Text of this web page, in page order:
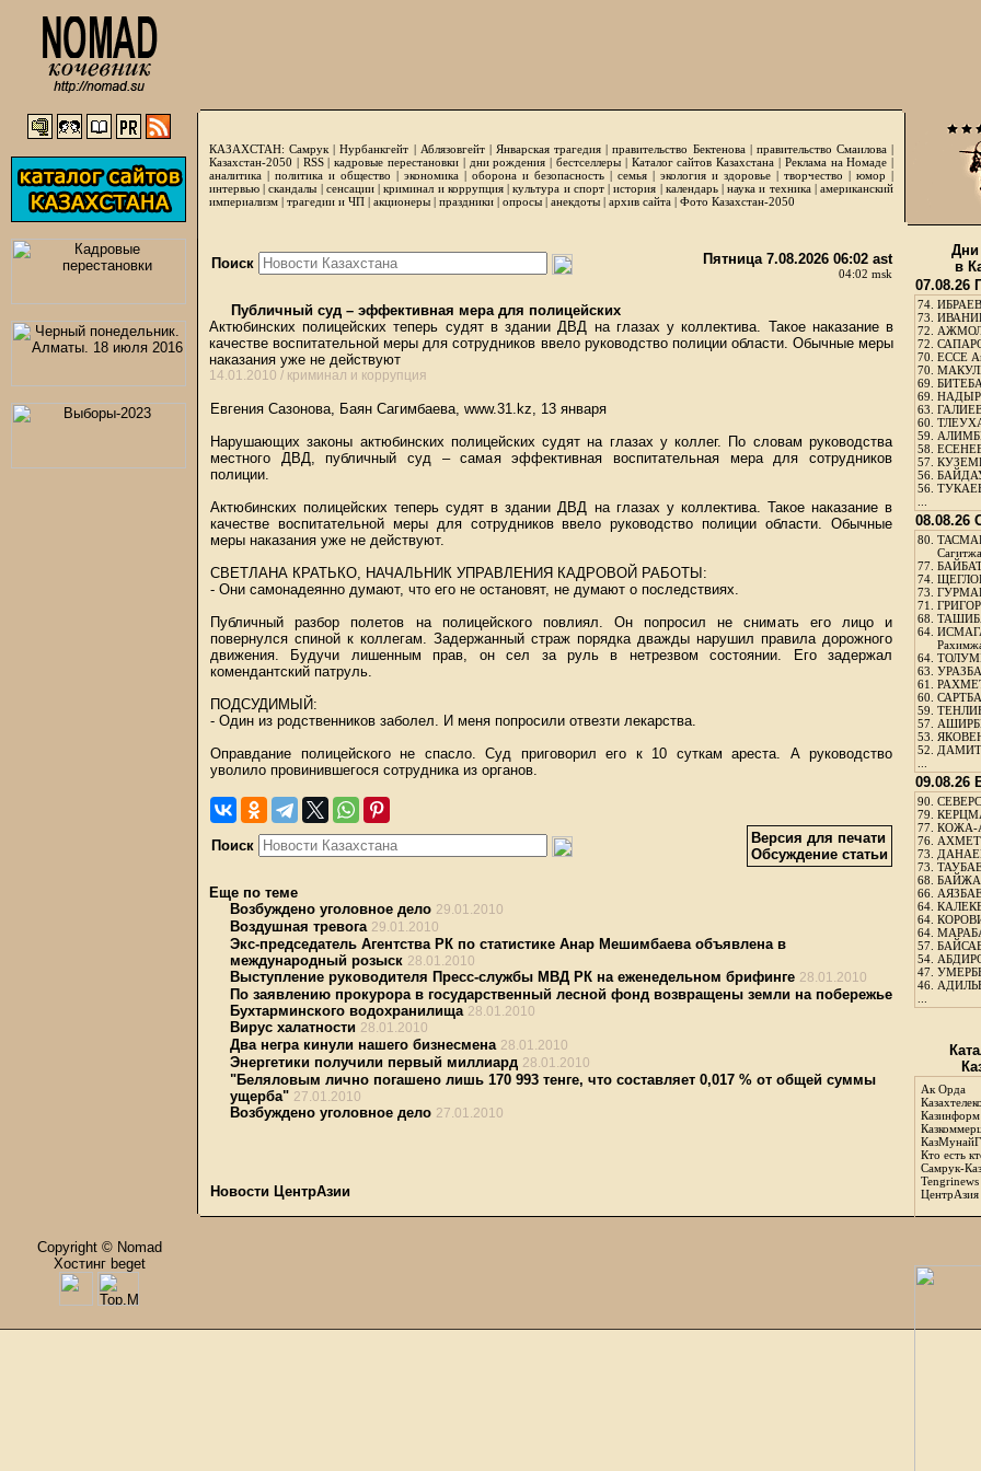
КАЗАХСТАН: Самрук |Нурбанкгейт | Аблязовгейт| Январская трагедия |правительство Бектенова| правительство Смаилова|
Казахстан-2050 | RSS|кадровые перестановки| дни рождения | бестселлеры| Каталог сайтов Казахстана | Реклама на Номаде |
аналитика | политика и общество | экономика | оборона и безопасность | семья | экология и здоровье | творчество | юмор |
интервью |скандалы | сенсации|криминал и коррупция|культура и спорт|история | календарь|наука и техника|американский
империализм | трагедии и ЧП | акционеры | праздники | опросы | анекдоты | архив сайта | Фото Казахстан-2050
Поиск Пятница 7.08.2026 06:02 ast
04:02 msk
Публичный суд – эффективная мера для полицейских
Актюбинских полицейских теперь судят в здании ДВД на глазах у коллектива. Такое наказание в
качестве воспитательной меры для сотрудников ввело руководство полиции области. Обычные меры
наказания уже не действуют
14.01.2010 / криминал и коррупция
Евгения Сазонова, Баян Сагимбаева, www.31.kz, 13 января
Нарушающих законы актюбинских полицейских судят на глазах у коллег. По словам руководства
местного ДВД, публичный суд – самая эффективная воспитательная мера для сотрудников
полиции.
Актюбинских полицейских теперь судят в здании ДВД на глазах у коллектива. Такое наказание в
качестве воспитательной меры для сотрудников ввело руководство полиции области. Обычные
меры наказания уже не действуют.
СВЕТЛАНА КРАТЬКО, НАЧАЛЬНИК УПРАВЛЕНИЯ КАДРОВОЙ РАБОТЫ:
- Они самонадеянно думают, что его не остановят, не думают о последствиях.
Публичный разбор полетов на полицейского повлиял. Он попросил не снимать его лицо и
повернулся спиной к коллегам. Задержанный страж порядка дважды нарушил правила дорожного
движения. Будучи лишенным прав, он сел за руль в нетрезвом состоянии. Его задержал
комендантский патруль.
ПОДСУДИМЫЙ:
- Один из родственников заболел. И меня попросили отвезти лекарства.
Оправдание полицейского не спасло. Суд приговорил его к 10 суткам ареста. А руководство
уволило провинившегося сотрудника из органов.
Поиск
Версия для печати
Обсуждение статьи
Еще по теме
Возбуждено уголовное дело 29.01.2010
Воздушная тревога 29.01.2010
Экс-председатель Агентства РК по статистике Анар Мешимбаева объявлена в
международный розыск 28.01.2010
Выступление руководителя Пресс-службы МВД РК на еженедельном брифинге 28.01.2010
По заявлению прокурора в государственный лесной фонд возвращены земли на побережье
Бухтарминского водохранилища 28.01.2010
Вирус халатности 28.01.2010
Два негра кинули нашего бизнесмена 28.01.2010
Энергетики получили первый миллиард 28.01.2010
"Беляловым лично погашено лишь 170 993 тенге, что составляет 0,017 % от общей суммы
ущерба" 27.01.2010
Возбуждено уголовное дело 27.01.2010
Новости ЦентрАзии
Дни
в
07.08.26
74.
73.
72.
72.
70. ЕССЕ
70.
69.
69.
63.
60.
59.
58.
57.
56.
56.
08.08.26
80.
77.
74.
73.
71.
68.
64.
64.
63.
61.
60.
59.
57.
53.
52.
09.08.26
90.
79.
77. КОЖА-
76.
73.
73.
68.
66.
64.
64.
64.
57.
54.
47.
46.
Ак Орда
Казинформ
Кто есть
Самрук-
Tengrinews
ЦентрАзия
Copyright © Nomad
Хостинг beget